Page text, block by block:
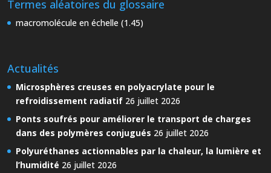
Termes aléatoires du glossaire
macromolécule en échelle (1.45)
Actualités
Microsphères creuses en polyacrylate pour le
refroidissement radiatif 26 juillet 2026
Ponts soufrés pour améliorer le transport de charges
dans des polymères conjugués 26 juillet 2026
Polyuréthanes actionnables par la chaleur, la lumière et
l’humidité 26 juillet 2026